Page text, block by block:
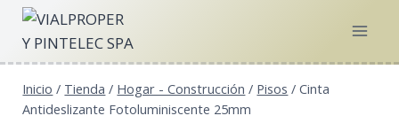
Saltar
contenido
Inicio / Tienda / Hogar - Construcción / Pisos / Cinta
Antideslizante Fotoluminiscente 25mm